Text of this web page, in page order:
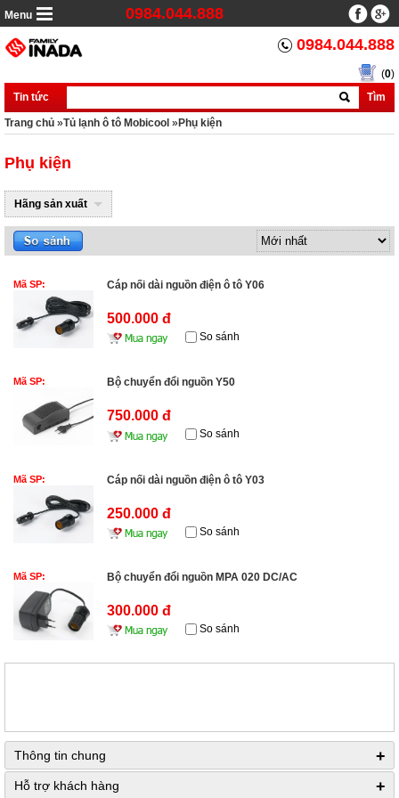
Menu
0984.044.888
0984.044.888
(0)
Tin tức
Tìm
Trang chủ »Tủ lạnh ô tô Mobicool »Phụ kiện
Phụ kiện
Hãng sản xuất
Mã SP: Cáp nối dài nguồn điện ô tô Y06
500.000 đ
So sánh
Mã SP: Bộ chuyển đổi nguồn Y50
750.000 đ
So sánh
Mã SP: Cáp nối dài nguồn điện ô tô Y03
250.000 đ
So sánh
Mã SP: Bộ chuyển đổi nguồn MPA 020 DC/AC
300.000 đ
So sánh
Thông tin chung +
Hỗ trợ khách hàng +